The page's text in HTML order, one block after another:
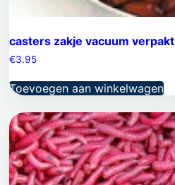
casters zakje vacuum verpakt
€3.95
Toevoegen aan winkelwagen